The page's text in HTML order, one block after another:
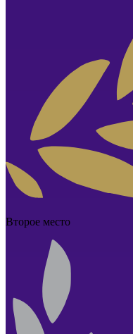
Второе место